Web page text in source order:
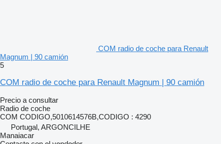
COM radio de coche para Renault
Magnum | 90 camión
5
COM radio de coche para Renault Magnum | 90 camión
Precio a consultar
Radio de coche
COM CODIGO,5010614576B,CODIGO : 4290
Portugal, ARGONCILHE
Manaiacar